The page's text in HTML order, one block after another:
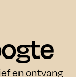
en ontvang